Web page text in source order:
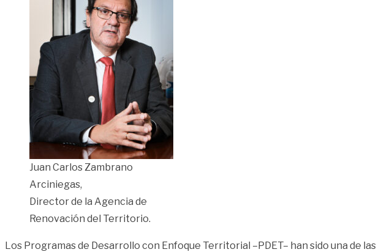
Juan Carlos Zambrano
Arciniegas,
Director de la Agencia de
Renovación del Territorio.
Los Programas de Desarrollo con Enfoque Territorial –PDET– han sido una de